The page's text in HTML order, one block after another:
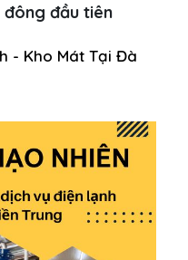
đầu tiên
- Kho Mát Tại Đà